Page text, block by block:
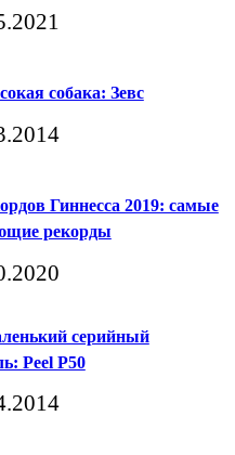
собака: Зевс
Гиннесса 2019: самые
рекорды
серийный
Peel P50